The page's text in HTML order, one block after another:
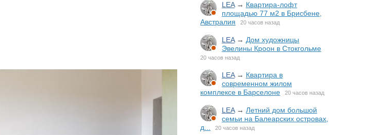
LEA→ Квартира-лофт
площадью 77 м2 в Брисбене,
Австралия
20 часов назад
LEA→ Дом художницы
Эвелины Кроон в Стокгольме
20 часов назад
LEA→ Квартира в
современном жилом
комплексе в Барселоне
20 часов назад
LEA→ Летний дом большой
семьи на Балеарских островах,
д...
20 часов назад